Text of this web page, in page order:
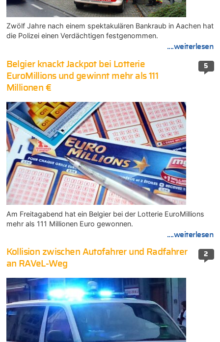
Zwölf Jahre nach einem spektakulären Bankraub in Aachen hat
die Polizei einen Verdächtigen festgenommen.
....weiterlesen
5
Belgier knackt Jackpot bei Lotterie
EuroMillions und gewinnt mehr als 111
Millionen €
Am Freitagabend hat ein Belgier bei der Lotterie EuroMillions
mehr als 111 Millionen Euro gewonnen.
....weiterlesen
2
Kollision zwischen Autofahrer und Radfahrer
an RAVeL-Weg